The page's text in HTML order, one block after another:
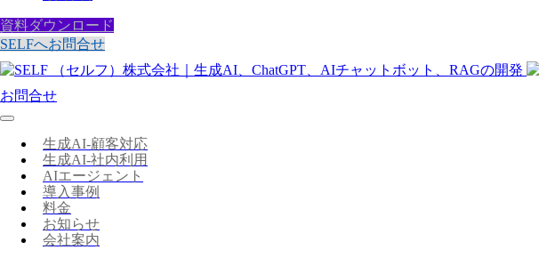
資料ダウンロード
SELFへお問合せ
お問合せ
生成AI-顧客対応
生成AI-社内利用
AIエージェント
導入事例
料金
お知らせ
会社案内